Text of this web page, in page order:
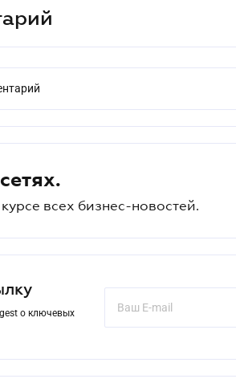
всех бизнес-новостей.
о ключевых